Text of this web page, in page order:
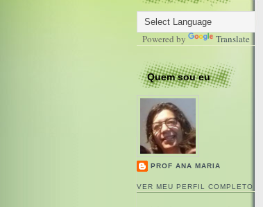
Powered by Translate
Quem sou eu
PROF ANA MARIA
VER MEU PERFIL COMPLETO